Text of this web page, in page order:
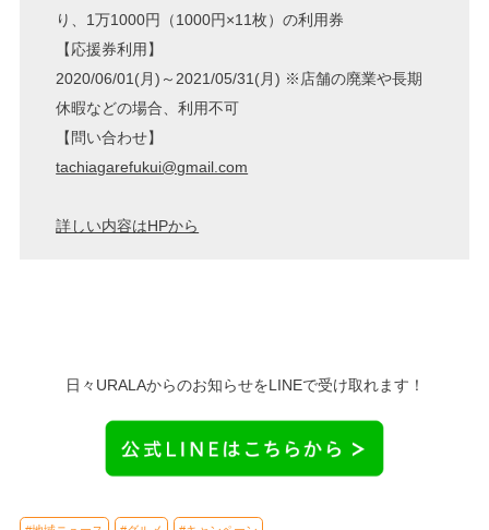
り、1万1000円（1000円×11枚）の利用券
【応援券利用】
2020/06/01(月)～2021/05/31(月) ※店舗の廃業や長期
休暇などの場合、利用不可
【問い合わせ】
tachiagarefukui@gmail.com
詳しい内容はHPから
日々URALAからのお知らせをLINEで受け取れます！